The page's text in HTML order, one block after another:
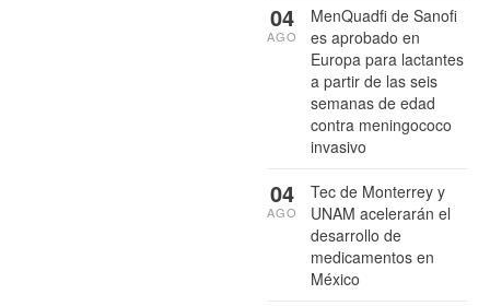
MenQuadfi de Sanofi
es aprobado en
Europa para lactantes
a partir de las seis
semanas de edad
contra meningococo
invasivo
04
AGO
Tec de Monterrey y
UNAM acelerarán el
desarrollo de
medicamentos en
México
04
AGO